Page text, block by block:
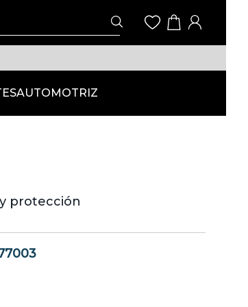
AUTOMOTRIZ
protección